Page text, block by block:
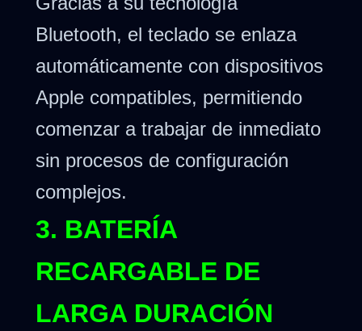
Bluetooth, el teclado se enlaza
automáticamente con dispositivos
Apple compatibles, permitiendo
comenzar a trabajar de inmediato
sin procesos de configuración
complejos.
3. BATERÍA
RECARGABLE DE
LARGA DURACIÓN